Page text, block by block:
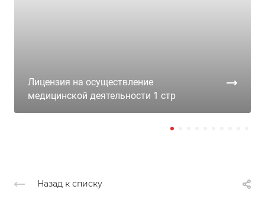
Лицензия на осуществление
медицинской деятельности 1 стр
Назад к списку